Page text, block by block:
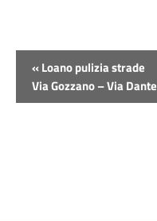
Evento
Navigazione
«Loano pulizia strade
Via Gozzano – Via Dante